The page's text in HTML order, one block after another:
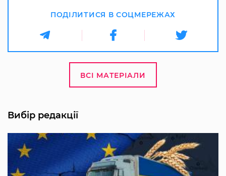
ПОДІЛИТИСЯ В СОЦМЕРЕЖАХ
ВСІ МАТЕРІАЛИ
Вибір редакції